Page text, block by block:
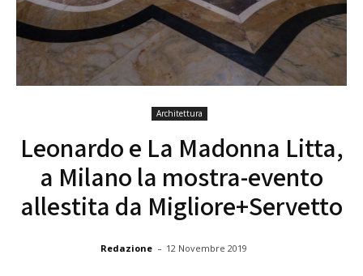
Architettura
Leonardo e La Madonna Litta,
a Milano la mostra-evento
allestita da Migliore+Servetto
Redazione - 12 Novembre 2019